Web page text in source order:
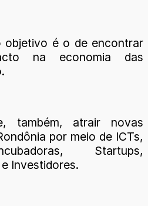
objetivo é o de encontrar
na economia das
também, atrair novas
por meio de ICTs,
Startups,
Investidores.